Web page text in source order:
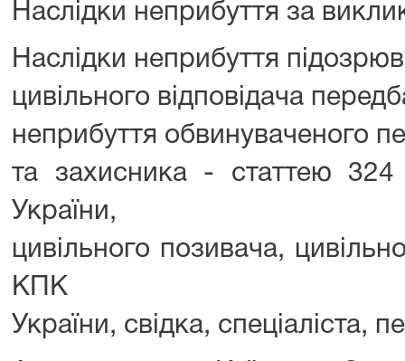
Наслідки неприбуття за
Наслідки неприбуття
цивільного відповідача
неприбуття обвинуваченого
та захисника - статтею
України,
цивільного позивача,
КПК
України, свідка, спеціаліста,